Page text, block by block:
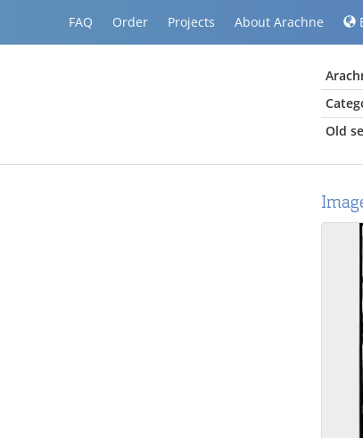
FAQ Order Projects About Arachne
Old